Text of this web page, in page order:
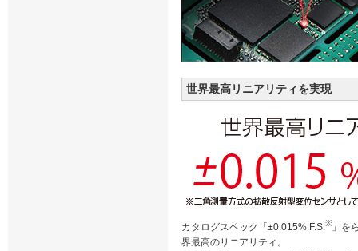
世界最高リニアリティを実現
カタログスペック「±0.015% F.S.※ 」を
界最高のリニアリティ。